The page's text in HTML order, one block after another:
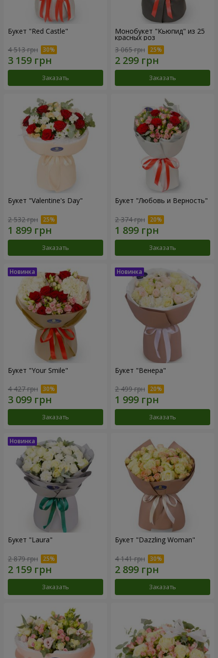
Букет "Red Castle"
4 513 грн
Заказать
Монобукет "Кьюпид" из 25
красных роз
3 065 грн
Заказать
Букет "Valentine's Day"
2 532 грн
Заказать
Букет "Любовь и Верность"
2 374 грн
Заказать
Букет "Your Smile"
4 427 грн
Заказать
Букет "Венера"
2 499 грн
Заказать
Букет "Laura"
2 879 грн
Заказать
Букет "Dazzling Woman"
4 141 грн
Заказать